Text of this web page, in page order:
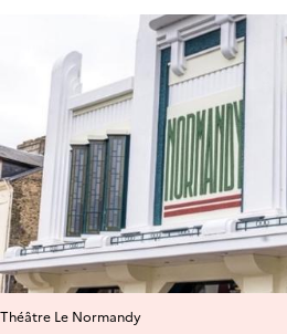
Théâtre Le Normandy